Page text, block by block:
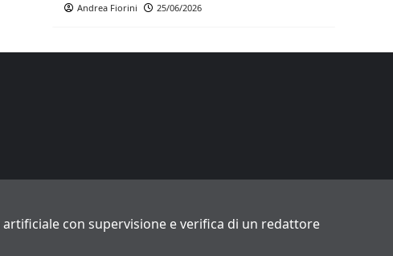
Andrea Fiorini 25/06/2026
con supervisione e verifica di un redattore